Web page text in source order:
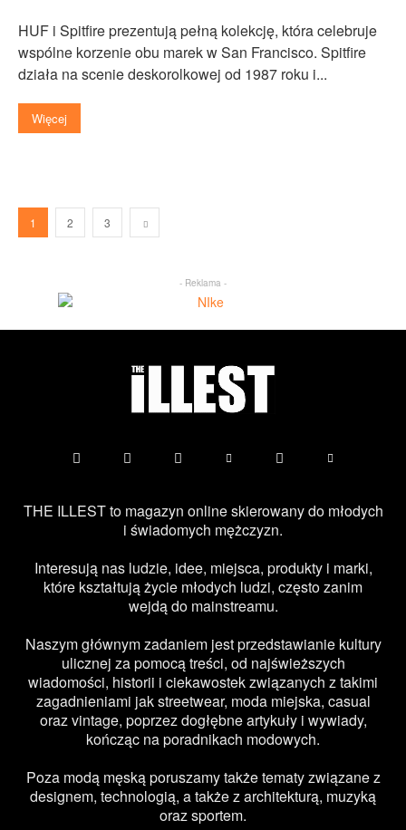
HUF i Spitfire prezentują pełną kolekcję, która celebruje
wspólne korzenie obu marek w San Francisco. Spitfire
działa na scenie deskorolkowej od 1987 roku i...
Więcej
1 2 3
- Reklama -
THE ILLEST to magazyn online skierowany do młodych
i świadomych mężczyzn.
Interesują nas ludzie, idee, miejsca, produkty i marki,
które kształtują życie młodych ludzi, często zanim
wejdą do mainstreamu.
Naszym głównym zadaniem jest przedstawianie kultury
ulicznej za pomocą treści, od najświeższych
wiadomości, historii i ciekawostek związanych z takimi
zagadnieniami jak streetwear, moda miejska, casual
oraz vintage, poprzez dogłębne artykuły i wywiady,
kończąc na poradnikach modowych.
Poza modą męską poruszamy także tematy związane z
designem, technologią, a także z architekturą, muzyką
oraz sportem.